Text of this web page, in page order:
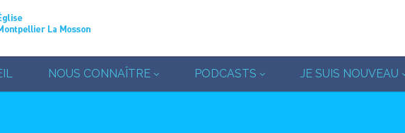
NOUS CONNAÎTRE PODCASTS JE SUIS NOUVEAU